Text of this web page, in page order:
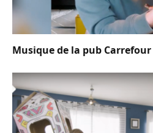
Musique de la pub Carrefour